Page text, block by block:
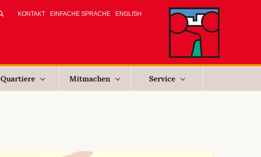
KONTAKT EINFACHE SPRACHE ENGLISH
Quartiere Mitmachen Service